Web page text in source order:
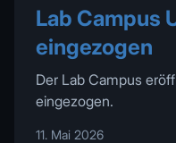
Lab Campus
eingezogen
Der Lab Campus
eingezogen.
11. Mai 2026